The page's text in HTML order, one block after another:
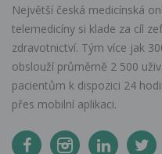
Největší česká medicínská
telemedicíny si klade za cíl
zdravotnictví. Tým více jak
obslouží průměrně 2 500
pacientům k dispozici 24
přes mobilní aplikaci.